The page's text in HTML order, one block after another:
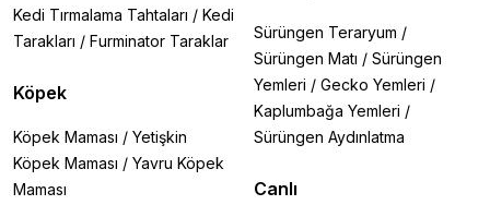
Kedi Tırmalama Tahtaları / Kedi
Tarakları / Furminator Taraklar
Köpek
Köpek Maması / Yetişkin
Köpek Maması / Yavru Köpek
Maması
Sürüngen Teraryum /
Sürüngen Matı / Sürüngen
Yemleri / Gecko Yemleri /
Kaplumbağa Yemleri /
Sürüngen Aydınlatma
Canlı